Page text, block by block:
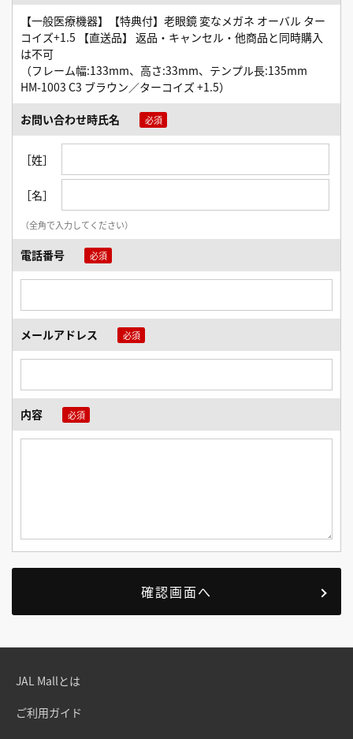
【一般医療機器】【特典付】老眼鏡 変なメガネ オーバル ター
コイズ+1.5 【直送品】 返品・キャンセル・他商品と同時購入
は不可
（フレーム幅:133mm、高さ:33mm、テンプル長:135mm
HM-1003 C3 ブラウン／ターコイズ +1.5）
お問い合わせ時氏名
［姓］
［名］
（全角で入力してください）
電話番号
メールアドレス
内容
JAL Mallとは
ご利用ガイド